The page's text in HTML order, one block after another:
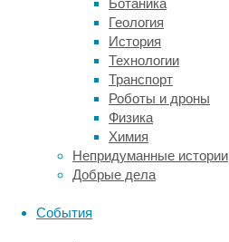
Ботаника
Геология
История
Технологии
Транспорт
Роботы и дроны
Физика
Химия
Непридуманные истории
Добрые дела
События
оставляет
больше
процента
всех
новых
случаев
За
дельта-